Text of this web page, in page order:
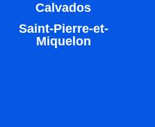
Calvados
Saint-Pierre-et-
Miquelon